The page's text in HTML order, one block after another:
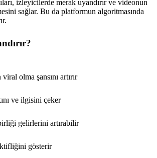
izleyicilerde merak uyandırır ve videonun
sağlar. Bu da platformun algoritmasında
viral olma şansını artırır
ve ilgisini çeker
gelirlerini artırabilir
gösterir